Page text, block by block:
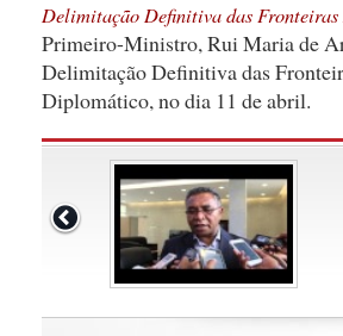
Delimitação Definitiva das
Primeiro-Ministro, Rui Maria de
Delimitação Definitiva das
Diplomático, no dia 11 de abril.